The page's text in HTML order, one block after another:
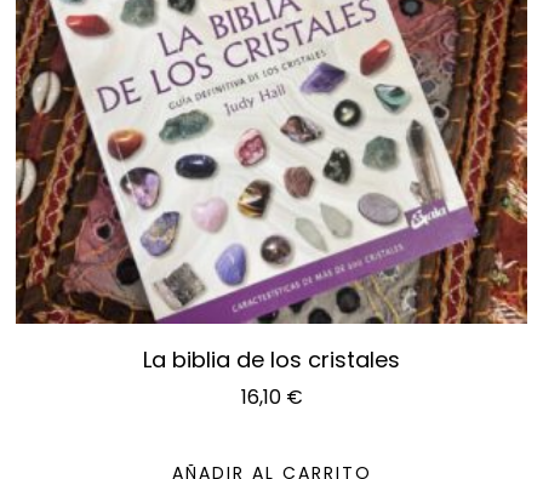
La biblia de los cristales
16,10 €
AÑADIR AL CARRITO